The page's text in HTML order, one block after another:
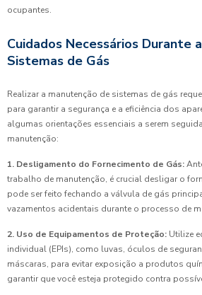
ocupantes.
Cuidados Necessários Durante
Sistemas de Gás
Realizar a manutenção de sistemas de gás
para garantir a segurança e a eficiência dos
algumas orientações essenciais a serem
manutenção:
1. Desligamento do Fornecimento de Gás:
trabalho de manutenção, é crucial desligar o
pode ser feito fechando a válvula de gás
vazamentos acidentais durante o processo de
2. Uso de Equipamentos de Proteção: Utilize
individual (EPIs), como luvas, óculos de
máscaras, para evitar exposição a produtos
garantir que você esteja protegido contra